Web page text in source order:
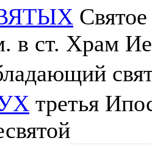
в ст. Храм
третья